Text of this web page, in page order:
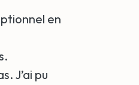
en
J’ai pu